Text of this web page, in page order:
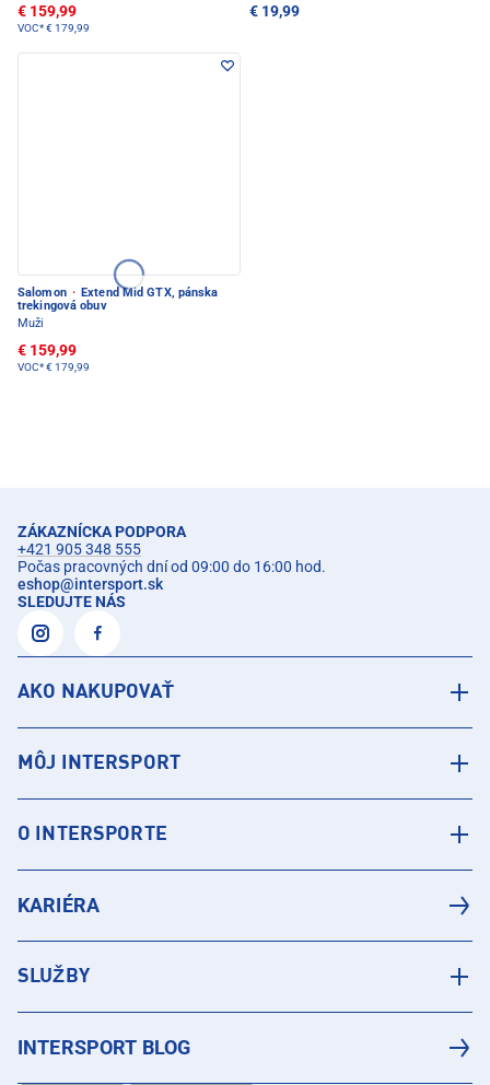
€ 159,99
VOC*€ 179,99
€ 19,99
Salomon · Extend Mid GTX, pánska
trekingová obuv
Muži
€ 159,99
VOC*€ 179,99
ZÁKAZNÍCKA PODPORA
+421 905 348 555
Počas pracovných dní od 09:00 do 16:00 hod.
eshop@intersport.sk
SLEDUJTE NÁS
AKO NAKUPOVAŤ
MÔJ INTERSPORT
O INTERSPORTE
KARIÉRA
SLUŽBY
INTERSPORT BLOG